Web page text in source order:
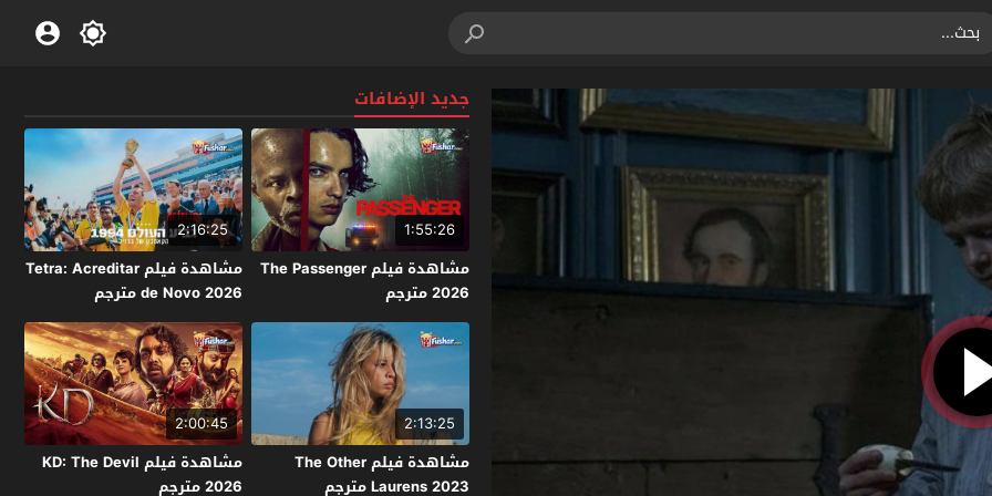
جديد الإضافات
1:55:26
مشاهدة فيلم The Passenger
2026 مترجم
2:16:25
مشاهدة فيلم Tetra: Acreditar
de Novo 2026 مترجم
2:13:25
مشاهدة فيلم The Other
Laurens 2023 مترجم
2:00:45
مشاهدة فيلم KD: The Devil
2026 مترجم